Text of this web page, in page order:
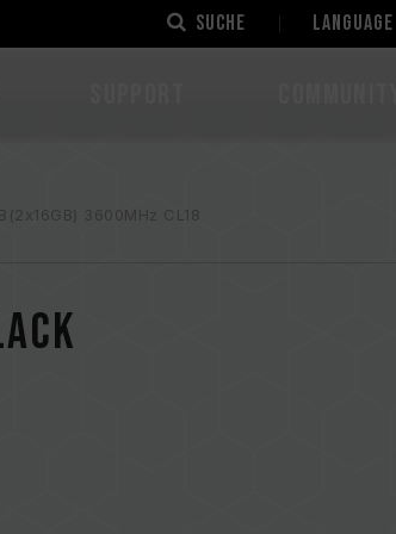
Suche LANGUAGE
3600MHz CL18